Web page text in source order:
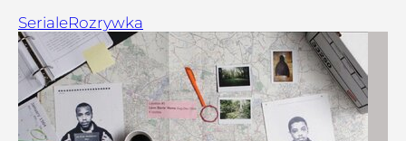
SerialeRozrywka